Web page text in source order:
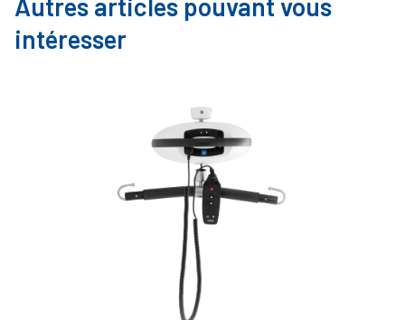
Autres articles pouvant vous
intéresser